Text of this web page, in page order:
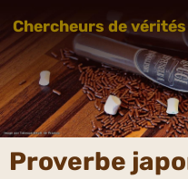
Chercheurs de vérités
Proverbe